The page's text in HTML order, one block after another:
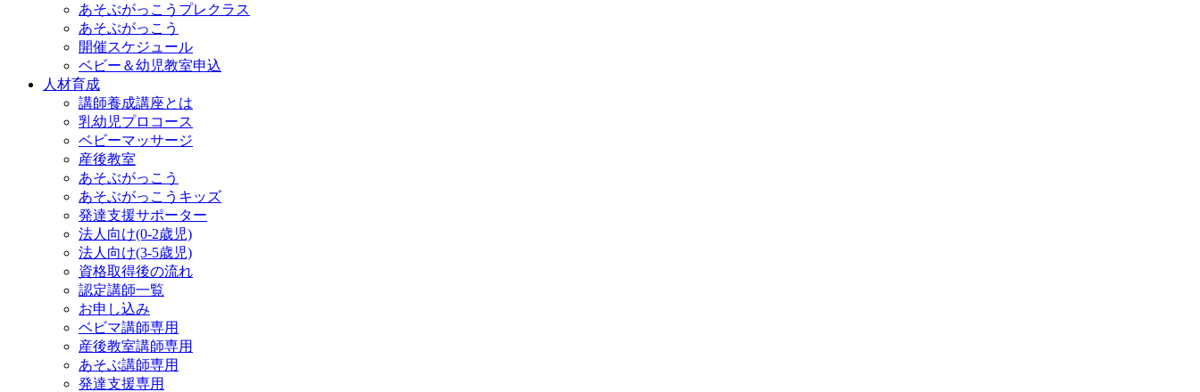
あそぶがっこうプレクラス
あそぶがっこう
開催スケジュール
ベビー＆幼児教室申込
人材育成
講師養成講座とは
乳幼児プロコース
ベビーマッサージ
産後教室
あそぶがっこう
あそぶがっこうキッズ
発達支援サポーター
法人向け(0-2歳児)
法人向け(3-5歳児)
資格取得後の流れ
認定講師一覧
お申し込み
ベビマ講師専用
産後教室講師専用
あそぶ講師専用
発達支援専用